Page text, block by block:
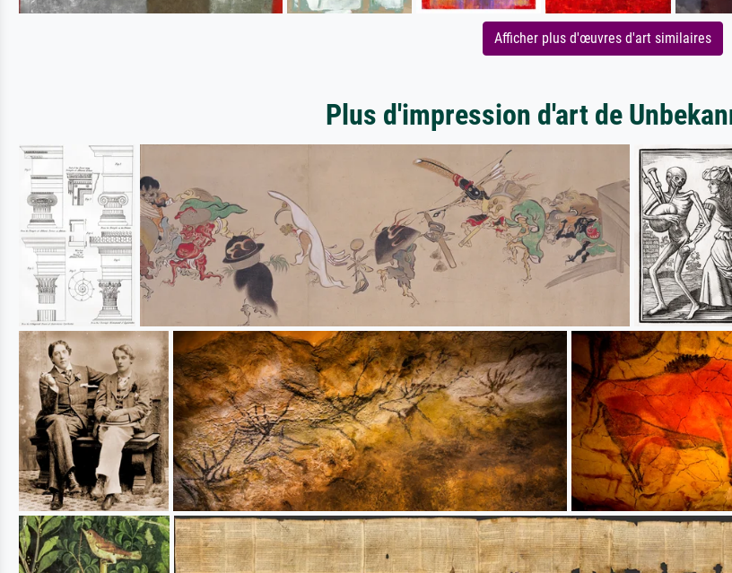
Afficher plus d'œuvres d'art similaires
Plus d'impression d'art de